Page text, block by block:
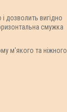
дозволить вигідно
смужка
м'якого та ніжного